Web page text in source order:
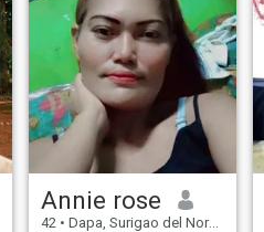
Annie rose
42 • Dapa, Surigao del Norte, Filippinerna